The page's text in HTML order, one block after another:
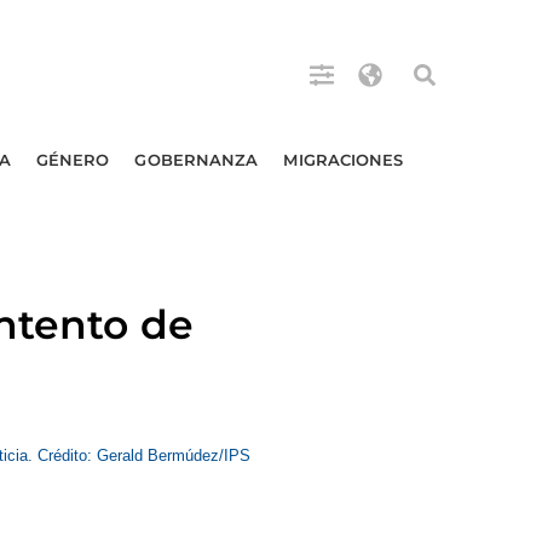
GÉNERO GOBERNANZA MIGRACIONES
de